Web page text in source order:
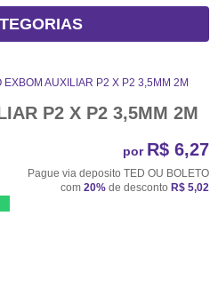
EXBOM AUXILIAR P2 X P2 3,5MM 2M
P2 X P2 3,5MM 2M
por R$ 6,27
Pague via deposito TED OU BOLETO
com 20% de desconto R$ 5,02